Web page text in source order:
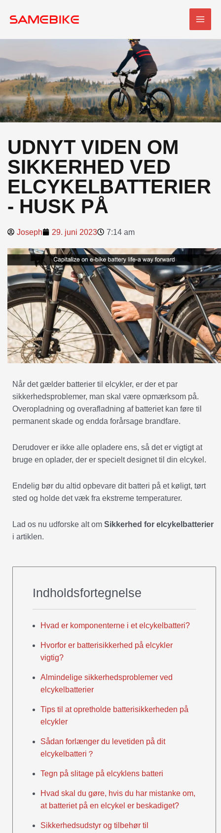
UDNYT VIDEN OM
SIKKERHED VED
ELCYKELBATTERIER
- HUSK PÅ
Joseph 29. juni 2023 7:14 am
Når det gælder batterier til elcykler, er der et par
sikkerhedsproblemer, man skal være opmærksom på.
Overopladning og overafladning af batteriet kan føre til
permanent skade og endda forårsage brandfare.
Derudover er ikke alle opladere ens, så det er vigtigt at
bruge en oplader, der er specielt designet til din elcykel.
Endelig bør du altid opbevare dit batteri på et køligt, tørt
sted og holde det væk fra ekstreme temperaturer.
Lad os nu udforske alt om Sikkerhed for elcykelbatterier
i artiklen.
Indholdsfortegnelse
Hvad er komponenterne i et elcykelbatteri?
Hvorfor er batterisikkerhed på elcykler
vigtig?
Almindelige sikkerhedsproblemer ved
elcykelbatterier
Tips til at opretholde batterisikkerheden på
elcykler
Sådan forlænger du levetiden på dit
elcykelbatteri？
Tegn på slitage på elcyklens batteri
Hvad skal du gøre, hvis du har mistanke om,
at batteriet på en elcykel er beskadiget?
Sikkerhedsudstyr og tilbehør til